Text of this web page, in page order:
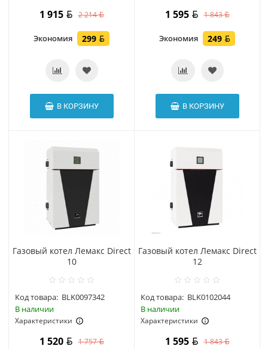
1 915 2 214
Экономия 299
В КОРЗИНУ
1 595 1 843
Экономия 249
В КОРЗИНУ
Газовый котел Лемакс Direct
10
Код товара: BLK0097342
В наличии
Характеристики
1 520 1 757
Газовый котел Лемакс Direct
12
Код товара: BLK0102044
В наличии
Характеристики
1 595 1 843